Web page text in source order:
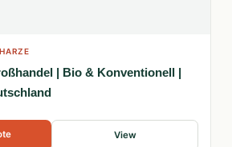
| Bio & Konventionell |
View